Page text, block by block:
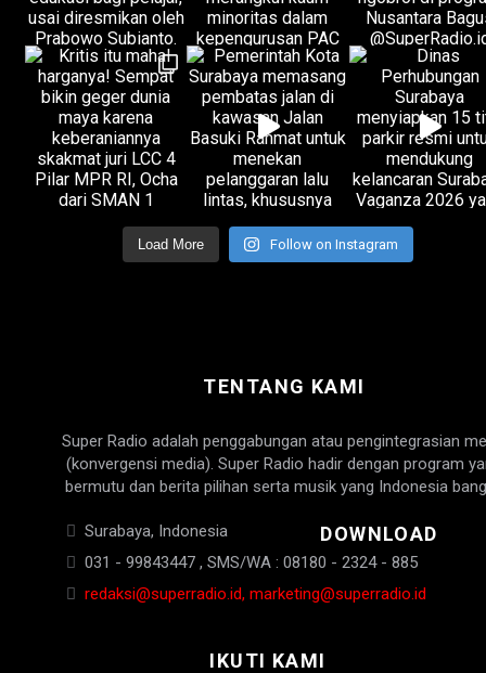
Load More Follow on Instagram
TENTANG KAMI
Super Radio adalah penggabungan atau pengintegrasian
(konvergensi media). Super Radio hadir dengan program
bermutu dan berita pilihan serta musik yang Indonesia
Surabaya, Indonesia
031 - 99843447 , SMS/WA : 08180 - 2324 - 885
redaksi@superradio.id, marketing@superradio.id
DOWNLOAD
IKUTI KAMI